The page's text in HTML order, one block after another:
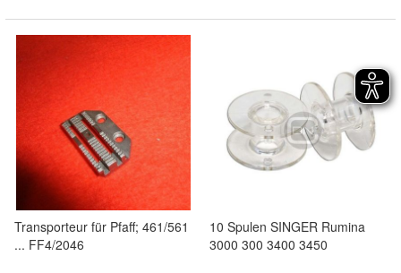
Transporteur für Pfaff; 461/561
... FF4/2046
10 Spulen SINGER Rumina
3000 300 3400 3450